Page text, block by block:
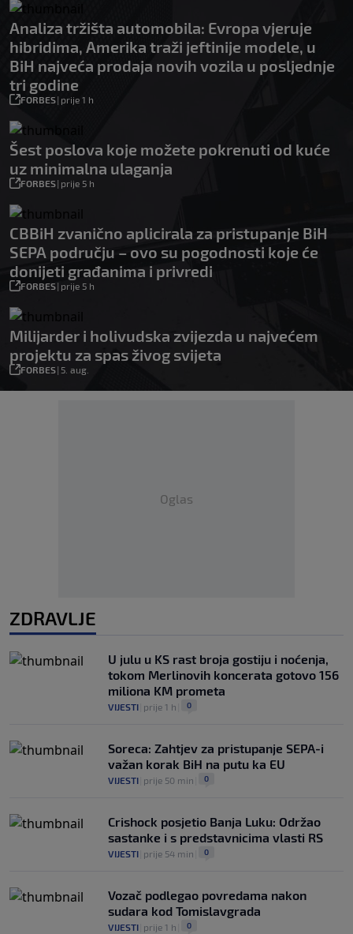
Analiza tržišta automobila: Evropa vjeruje
hibridima, Amerika traži jeftinije modele, u
BiH najveća prodaja novih vozila u posljednje
tri godine
FORBES| prije 1 h
Šest poslova koje možete pokrenuti od kuće
uz minimalna ulaganja
FORBES| prije 5 h
CBBiH zvanično aplicirala za pristupanje BiH
SEPA području – ovo su pogodnosti koje će
donijeti građanima i privredi
FORBES| prije 5 h
Milijarder i holivudska zvijezda u najvećem
projektu za spas živog svijeta
FORBES| 5. aug.
Oglas
ZDRAVLJE
U julu u KS rast broja gostiju i noćenja,
tokom Merlinovih koncerata gotovo 156
miliona KM prometa
VIJESTI prije 1 h 0
Soreca: Zahtjev za pristupanje SEPA-i
važan korak BiH na putu ka EU
VIJESTI prije 50 min 0
Crishock posjetio Banja Luku: Održao
sastanke i s predstavnicima vlasti RS
VIJESTI prije 54 min 0
Vozač podlegao povredama nakon
sudara kod Tomislavgrada
VIJESTI prije 1 h 0